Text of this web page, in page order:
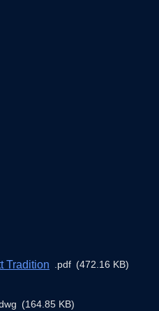
Tradition pdf 472.16 KB
164.85 KB